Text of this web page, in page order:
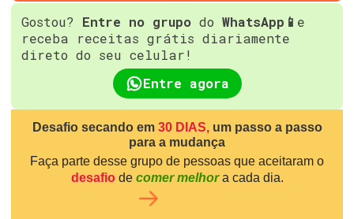
Gostou? Entre no grupo do WhatsApp📱 e
receba receitas grátis diariamente
direto do seu celular!
Entre agora
Desafio secando em 30 DIAS, um passo a passo
para a mudança
Faça parte desse grupo de pessoas que aceitaram o
desafio de comer melhora cada dia.